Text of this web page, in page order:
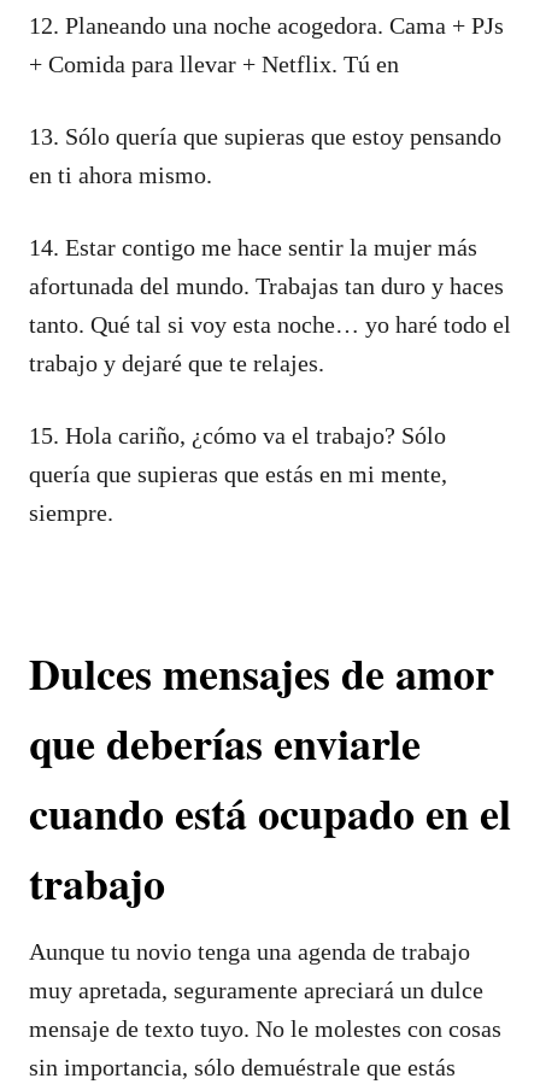
12. Planeando una noche acogedora. Cama + PJs
+ Comida para llevar + Netflix. Tú en
13. Sólo quería que supieras que estoy pensando
en ti ahora mismo.
14. Estar contigo me hace sentir la mujer más
afortunada del mundo. Trabajas tan duro y haces
tanto. Qué tal si voy esta noche… yo haré todo el
trabajo y dejaré que te relajes.
15. Hola cariño, ¿cómo va el trabajo? Sólo
quería que supieras que estás en mi mente,
siempre.
Dulces mensajes de amor
que deberías enviarle
cuando está ocupado en el
trabajo
Aunque tu novio tenga una agenda de trabajo
muy apretada, seguramente apreciará un dulce
mensaje de texto tuyo. No le molestes con cosas
sin importancia, sólo demuéstrale que estás